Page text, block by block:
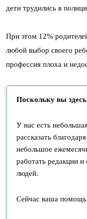
дети трудились в
При этом 12%
любой выбор своего
профессия плоха и
Поскольку вы
У нас есть
рассказать
небольшое
работать редакции
людей.
Сейчас ваша помощь